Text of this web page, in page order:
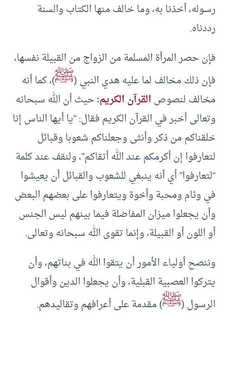
رسوله، أخذنا به، وما خالف منها الكتاب والسنة
رددناه.
فإن حصر المرأة المسلمة من الزواج من القبيلة نفسها،
فإن ذلك مخالف لما عليه هدي النبي (ﷺ)، كما أنه
مخالف لنصوصالقرآن الكريم؛ حيث أن الله سبحانه
وتعالى أخبر في القرآن الكريم فقال: “يا أيها الناس إنا
خلقناكم من ذكر وأنثى وجعلناكم شعوبا وقبائل
لتعارفوا إن أكرمكم عند الله أتقاكم”، ولنقف عند كلمة
“لتعارفوا” أي أنه ينبغي للشعوب والقبائل أن يعيشوا
في وئام ومحبة وأخوة ويتعارفوا على بعضهم البعض
وأن يجعلوا ميزان المفاضلة فيما بينهم ليس الجنس
أو اللون أو القبيلة، وإنما تقوى الله سبحانه وتعالى.
وننصح أولياء الأمور أن يتقوا الله في بناتهم، وأن
يتركوا العصبية القبلية، وأن يجعلوا الدين وأقوال
الرسول (ﷺ) مقدمة على أعرافهم وتقاليدهم.